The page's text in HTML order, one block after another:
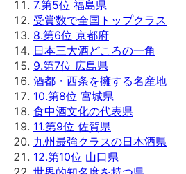
7.第5位 福島県
受賞数で全国トップクラス
8.第6位 京都府
日本三大酒どころの一角
9.第7位 広島県
酒都・西条を擁する名産地
10.第8位 宮城県
食中酒文化の代表県
11.第9位 佐賀県
九州最強クラスの日本酒県
12.第10位 山口県